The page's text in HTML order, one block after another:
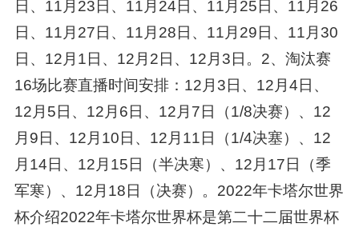
日、11月23日、11月24日、11月25日、11月26
日、11月27日、11月28日、11月29日、11月30
日、12月1日、12月2日、12月3日。2、淘汰赛
16场比赛直播时间安排：12月3日、12月4日、
12月5日、12月6日、12月7日（1/8决赛）、12
月9日、12月10日、12月11日（1/4决塞）、12
月14日、12月15日（半决寒）、12月17日（季
军寒）、12月18日（决赛）。2022年卡塔尔世界
杯介绍2022年卡塔尔世界杯是第二十二届世界杯